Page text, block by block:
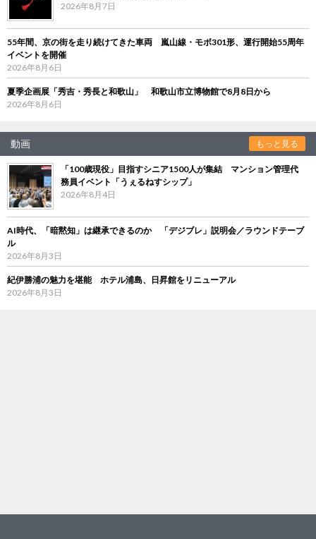
2026年8月7日
55年間、京の街を走り続けてきた車両 嵐山線・モボ301形、運行開始55周年
イベントを開催
2026年8月6日
夏季企画展「秀吉・秀長と和歌山」 和歌山市立博物館で8月8日から
2026年8月6日
動画 もっと見る
「100歳現役」目指すシニア1500人が集結 マンション管理代
務員イベント「うぇるねすシップ」
2026年8月4日
AI時代、「暗黙知」は継承できるのか 「デジブレ」説明会／ラウンドテーブ
ル
2026年8月3日
紀伊勝浦の魅力を堪能 ホテル浦島、日昇館をリニューアル
2026年8月3日